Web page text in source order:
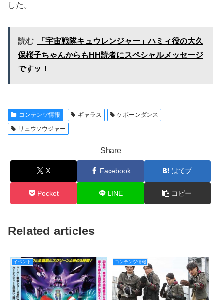
した。
読む
「宇宙戦隊キュウレンジャー」ハミィ役の大久
保桜子ちゃんからもHH読者にスペシャルメッセージ
ですッ！
コンテンツ情報 ギャラス
ケボーンダンス
リュウソウジャー
Share
X Facebook はてブ
Pocket LINE コピー
Related articles
イベント コンテンツ情報